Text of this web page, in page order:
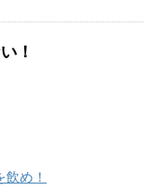
！
め！